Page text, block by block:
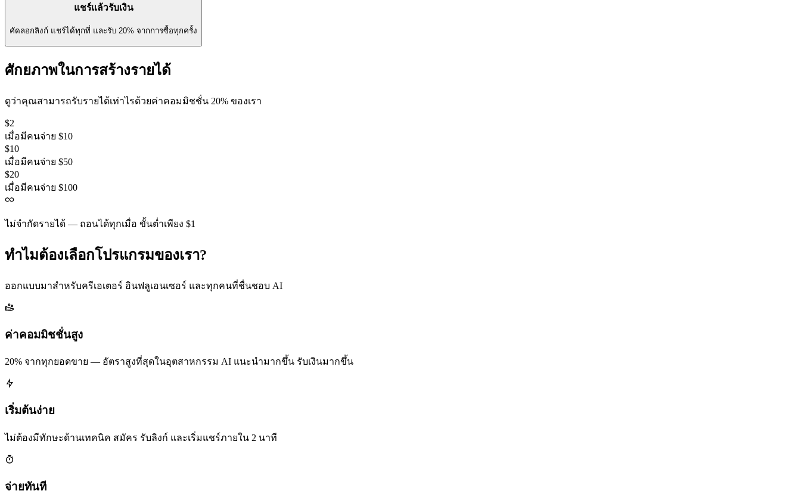
แชร์แล้วรับเงิน
คัดลอกลิงก์ แชร์ได้ทุกที่ และรับ 20% จากการซื้อทุกครั้ง
ศักยภาพในการสร้างรายได้
ดูว่าคุณสามารถรับรายได้เท่าไรด้วยค่าคอมมิชชั่น 20% ของเรา
$2
เมื่อมีคนจ่าย $10
$10
เมื่อมีคนจ่าย $50
$20
เมื่อมีคนจ่าย $100
ไม่จำกัดรายได้ — ถอนได้ทุกเมื่อ ขั้นต่ำเพียง $1
ทำไมต้องเลือกโปรแกรมของเรา?
ออกแบบมาสำหรับครีเอเตอร์ อินฟลูเอนเซอร์ และทุกคนที่ชื่นชอบ AI
ค่าคอมมิชชั่นสูง
20% จากทุกยอดขาย — อัตราสูงที่สุดในอุตสาหกรรม AI แนะนำมากขึ้น รับเงินมากขึ้น
เริ่มต้นง่าย
ไม่ต้องมีทักษะด้านเทคนิค สมัคร รับลิงก์ และเริ่มแชร์ภายใน 2 นาที
จ่ายทันที